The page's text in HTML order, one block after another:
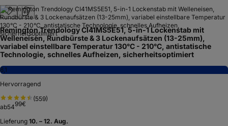
Remington Trendology CI41MS5E51, 5-in-1 Lockenstab mit
Welleneisen, Rundbürste & 3 Lockenaufsätzen (13-25mm),
variabel einstellbare Temperatur 130°C - 210°C, antistatische
Technologie, schnelles Aufheizen, sicherheitsoptimiert
8,1
Hervorragend
(559)
ab5499€
Lieferung 10. – 12. Aug.